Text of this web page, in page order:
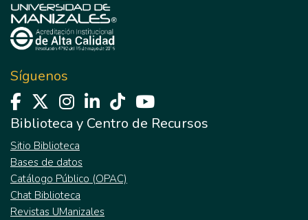
Síguenos
Biblioteca y Centro de Recursos
Sitio Biblioteca
Bases de datos
Catálogo Público (OPAC)
Chat Biblioteca
Revistas UManizales